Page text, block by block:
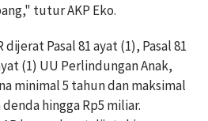
tutur AKP Eko.
Pasal 81 ayat (1), Pasal 81
(1) UU Perlindungan Anak,
minimal 5 tahun dan maksimal
hingga Rp5 miliar.